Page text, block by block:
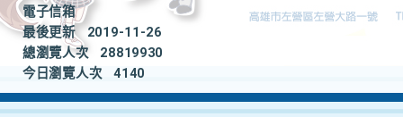
電子信箱
最後更新
2019-11-26
總瀏覽人次
28819930
今日瀏覽人次
4140